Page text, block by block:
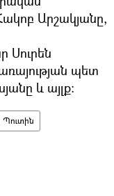
Արշակյանը,
Սուրեն
պետ
և այլք։
Պուտին